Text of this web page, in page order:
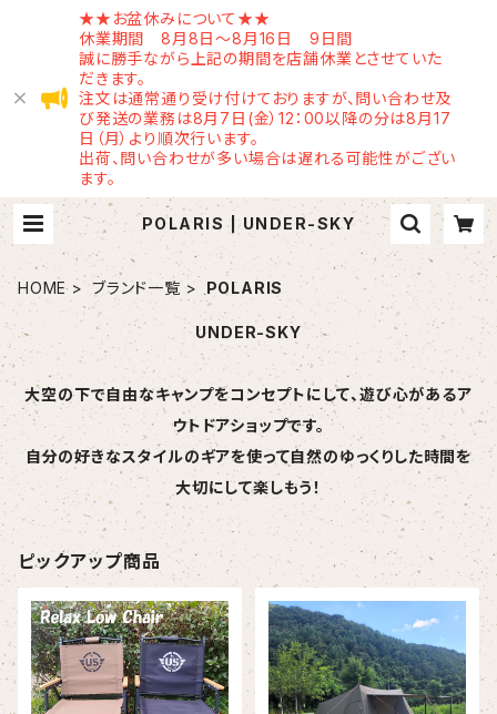
★★お盆休みについて★★
休業期間 8月8日～8月16日 9日間
誠に勝手ながら上記の期間を店舗休業とさせていた
だきます。
注文は通常通り受け付けておりますが、問い合わせ及
び発送の業務は8月7日(金）12：00以降の分は8月17
日（月）より順次行います。
出荷、問い合わせが多い場合は遅れる可能性がござい
ます。
POLARIS | UNDER-SKY
HOME ブランド一覧 POLARIS
UNDER-SKY
大空の下で自由なキャンプをコンセプトにして、遊び心があるア
ウトドアショップです。
自分の好きなスタイルのギアを使って自然のゆっくりした時間を
大切にして楽しもう！
ピックアップ商品